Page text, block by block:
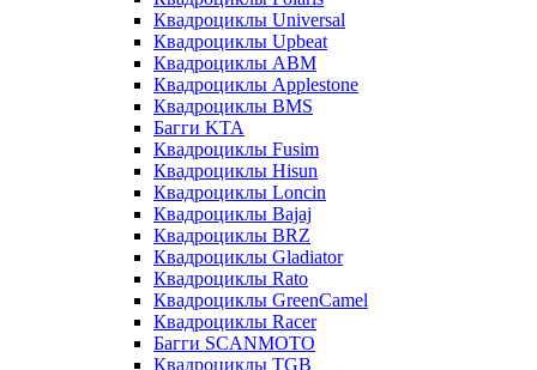
Квадроциклы Universal
Квадроциклы Upbeat
Квадроциклы ABM
Квадроциклы Applestone
Квадроциклы BMS
Багги KTA
Квадроциклы Fusim
Квадроциклы Hisun
Квадроциклы Loncin
Квадроциклы Bajaj
Квадроциклы BRZ
Квадроциклы Gladiator
Квадроциклы Rato
Квадроциклы GreenCamel
Квадроциклы Racer
Багги SCANMOTO
Квадроциклы TGB